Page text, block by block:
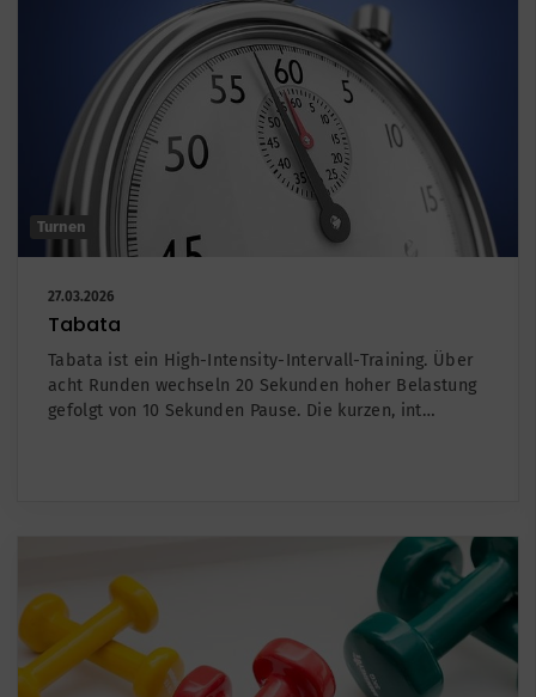
Turnen
27.03.2026
Tabata
Tabata ist ein High-Intensity-Intervall-Training. Über
acht Runden wechseln 20 Sekunden hoher Belastung
gefolgt von 10 Sekunden Pause. Die kurzen, int…